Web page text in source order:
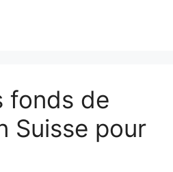
fonds de
Suisse pour